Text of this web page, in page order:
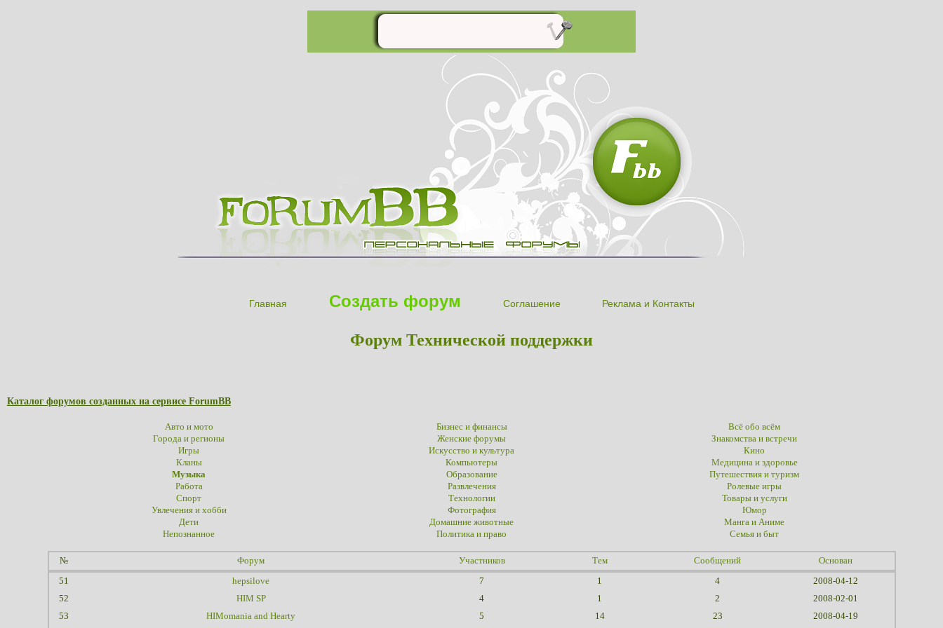
Главная Создать форум Соглашение Реклама и Контакты
Форум Технической поддержки
Каталог форумов созданных на сервисе ForumBB
Авто и мото Бизнес и финансы
Всё обо всём
Города и регионы
Женские форумы
Знакомства и встречи
Игры
Искусство и культура
Кино
Кланы
Компьютеры
Медицина и здоровье
Музыка
Образование
Путешествия и туризм
Работа
Развлечения
Ролевые игры
Спорт
Технологии
Товары и услуги
Увлечения и хобби
Фотография
Юмор
Дети
Домашние животные
Манга и Аниме
Непознанное
Политика и право Семья и быт
№ Форум Участников Тем Сообщений Основан
51 hepsilove 7 1 4
2008-04-12
52
HIM SP 4 1 2
2008-02-01
53
HIMomania and Hearty 5 14 23 2008-04-19